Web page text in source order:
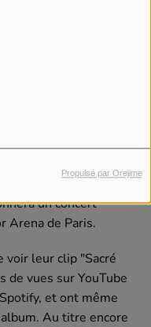
Propulsé par Orejime
"Sacré bordel",
date de sortie de leur
prochain !
un concert
Arena de Paris.
voir leur clip "Sacré
de vues sur YouTube
et ont même
Au titre encore